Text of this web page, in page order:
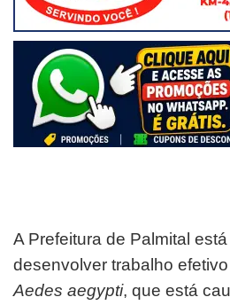
A Prefeitura de Palmital
desenvolver trabalho
Aedes aegypti, que está